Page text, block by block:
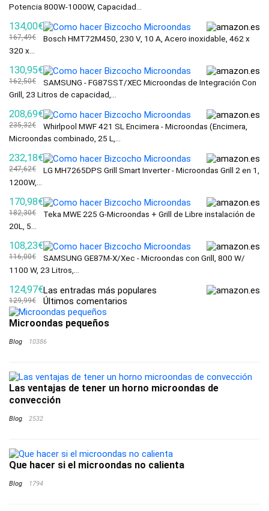
Potencia 800W-1000W, Capacidad...
134,00€
167,49€
Bosch HMT72M450, 230 V, 10 A, Acero inoxidable, 462 x
320 x...
130,95€
162,50€
SAMSUNG - FG87SST/XEC Microondas de Integración Con
Grill, 23 Litros de capacidad,...
208,69€
235,32€
Whirlpool MWF 421 SL Encimera - Microondas (Encimera,
Microondas combinado, 25 L,...
232,18€
247,62€
LG MH7265DPS Grill Smart Inverter - Microondas Grill 2 en 1,
1200W,...
170,98€
182,30€
Teka MWE 225 G-Microondas + Grill de Libre instalación de
20L, 5...
108,23€
116,00€
SAMSUNG GE87M-X/Xec - Microondas con Grill, 800 W/
1100 W, 23 Litros,...
124,97€
129,99€
Las entradas más populares
Últimos comentarios
Microondas pequeños
Blog 10386
Las ventajas de tener un horno microondas de
convección
Blog 2532
Que hacer si el microondas no calienta
Blog 1794